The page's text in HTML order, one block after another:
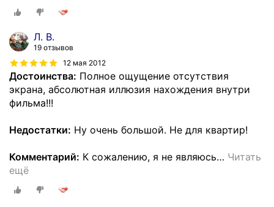
Л. В.
19 отзывов
12 мая 2012
Достоинства: Полное ощущение отсутствия
экрана, абсолютная иллюзия нахождения внутри
фильма!!!
Недостатки: Ну очень большой. Не для квартир!
Комментарий: К сожалению, я не являюсь… Читать
ещё